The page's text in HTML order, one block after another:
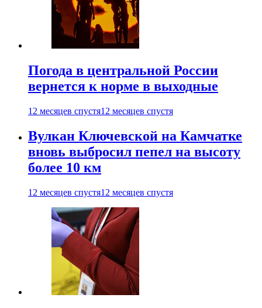
Погода в центральной России
вернется к норме в выходные
12 месяцев спустя12 месяцев спустя
Вулкан Ключевской на Камчатке
вновь выбросил пепел на высоту
более 10 км
12 месяцев спустя12 месяцев спустя